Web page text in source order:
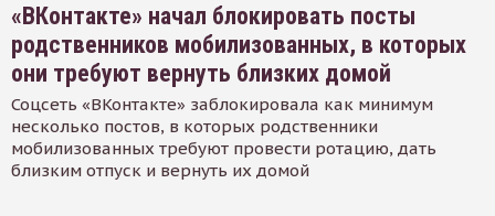
«ВКонтакте» начал блокировать посты
родственников мобилизованных, в которых
они требуют вернуть близких домой
Соцсеть «ВКонтакте» заблокировала как минимум
несколько постов, в которых родственники
мобилизованных требуют провести ротацию, дать
близким отпуск и вернуть их домой